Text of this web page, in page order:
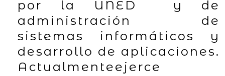
por la UNED y de
administración de
sistemas informáticos y
desarrollo de aplicaciones.
Actualmenteejerce